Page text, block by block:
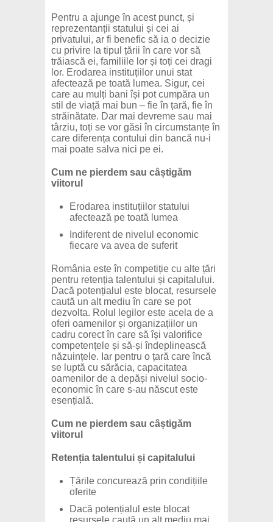
Pentru a ajunge în acest punct, și
reprezentanții statului și cei ai
privatului, ar fi benefic să ia o decizie
cu privire la tipul țării în care vor să
trăiască ei, familiile lor și toți cei dragi
lor. Erodarea instituțiilor unui stat
afectează pe toată lumea. Sigur, cei
care au mulți bani își pot cumpăra un
stil de viață mai bun – fie în țară, fie în
străinătate. Dar mai devreme sau mai
târziu, toți se vor găsi în circumstanțe în
care diferența contului din bancă nu-i
mai poate salva nici pe ei.
Cum ne pierdem sau câștigăm
viitorul
Erodarea instituțiilor statului
afectează pe toată lumea
Indiferent de nivelul economic
fiecare va avea de suferit
România este în competiție cu alte țări
pentru retenția talentului și capitalului.
Dacă potențialul este blocat, resursele
caută un alt mediu în care se pot
dezvolta. Rolul legilor este acela de a
oferi oamenilor și organizațiilor un
cadru corect în care să își valorifice
competențele și să-și îndeplinească
năzuințele. Iar pentru o țară care încă
se luptă cu sărăcia, capacitatea
oamenilor de a depăși nivelul socio-
economic în care s-au născut este
esențială.
Cum ne pierdem sau câștigăm
viitorul
Retenția talentului și capitalului
Țările concurează prin condițiile
oferite
Dacă potențialul este blocat
resursele caută un alt mediu mai